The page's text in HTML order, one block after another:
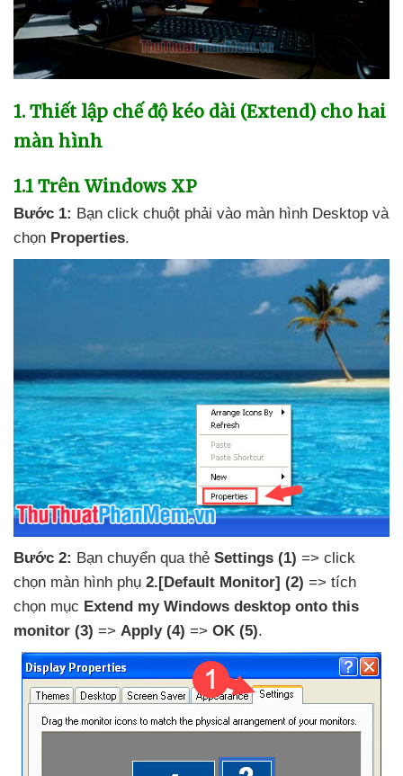
1. Thiết lập chế độ kéo dài (Extend) cho hai
màn hình
1.1 Trên Windows XP
Bước 1: Bạn click chuột phải vào màn hình Desktop và
chọn Properties.
Bước 2: Bạn chuyển qua thẻ Settings (1) => click
chọn màn hình phụ 2.[Default Monitor] (2) => tích
chọn mục Extend my Windows desktop onto this
monitor (3) => Apply (4) => OK (5).